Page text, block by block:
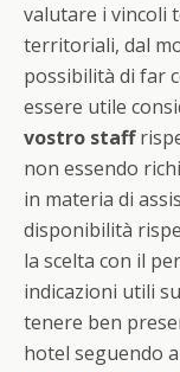
valutare i vincoli
territoriali, dal
possibilità di far
essere utile
vostro staff
non essendo
in materia di
disponibilità
la scelta con il
indicazioni utili
tenere ben
hotel seguendo